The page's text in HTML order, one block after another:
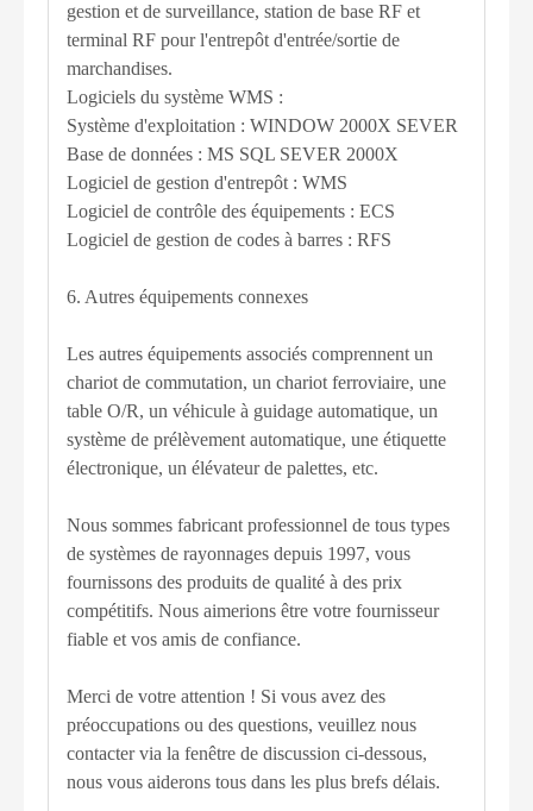
gestion et de surveillance, station de base RF et
terminal RF pour l'entrepôt d'entrée/sortie de
marchandises.
Logiciels du système WMS :
Système d'exploitation : WINDOW 2000X SEVER
Base de données : MS SQL SEVER 2000X
Logiciel de gestion d'entrepôt : WMS
Logiciel de contrôle des équipements : ECS
Logiciel de gestion de codes à barres : RFS
6. Autres équipements connexes
Les autres équipements associés comprennent un
chariot de commutation, un chariot ferroviaire, une
table O/R, un véhicule à guidage automatique, un
système de prélèvement automatique, une étiquette
électronique, un élévateur de palettes, etc.
Nous sommes fabricant professionnel de tous types
de systèmes de rayonnages depuis 1997, vous
fournissons des produits de qualité à des prix
compétitifs. Nous aimerions être votre fournisseur
fiable et vos amis de confiance.
Merci de votre attention ! Si vous avez des
préoccupations ou des questions, veuillez nous
contacter via la fenêtre de discussion ci-dessous,
nous vous aiderons tous dans les plus brefs délais.